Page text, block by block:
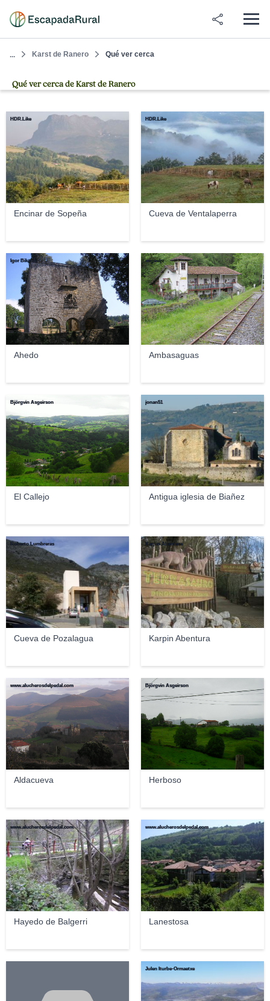
... Karst de Ranero Qué ver cerca
Qué ver cerca de Karst de Ranero
Encinar de Sopeña
HDR.Like
Cueva de Ventalaperra
HDR.Like
Ahedo
Igor Bikandi
Ambasaguas
migueljv
El Callejo
Björgvin Asgeirson
Antigua iglesia de Biañez
jonan51
Cueva de Pozalagua
Roberto Lumbreras
Karpin Abentura
Karpin Abentura
Aldacueva
www.alucherosdelpedal.com
Herboso
Björgvin Asgeirson
Hayedo de Balgerri
www.alucherosdelpedal.com
Lanestosa
www.alucherosdelpedal.com
Julen Iturbe-Ormaetxe